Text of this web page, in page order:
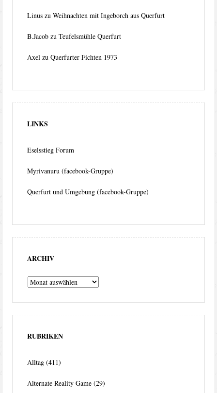
Linus zuWeihnachten mit Ingeborch aus Querfurt
B.Jacob zuTeufelsmühle Querfurt
Axel zuQuerfurter Fichten 1973
LINKS
Eselsstieg Forum
Myrivanuru (facebook-Gruppe)
Querfurt und Umgebung (facebook-Gruppe)
ARCHIV
Archiv
RUBRIKEN
Alltag (411)
Alternate Reality Game (29)